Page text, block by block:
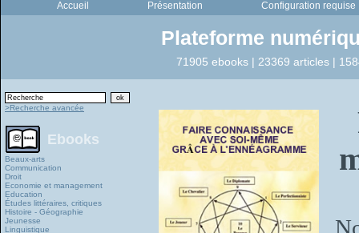
Accueil Présentation Configuration requise
Plateforme
71905 ebooks | 23369 articles |
>Recherche avancée
Ebooks
Beaux-arts
Communication
Droit
Economie et management
Education
Études littéraires, critiques
Histoire - Géographie
Jeunesse
Linguistique